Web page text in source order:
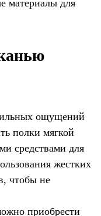
материалы для
ощущений
полки мягкой
средствами для
жестких
чтобы не
приобрести